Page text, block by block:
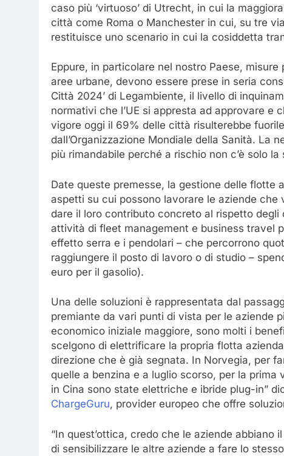
caso più ‘virtuoso’ di Utrecht, in cui la
città come Roma o Manchester in cui, su tre
restituisce uno scenario in cui la cosiddetta
Eppure, in particolare nel nostro Paese,
aree urbane, devono essere prese in seria
Città 2024’ di Legambiente, il livello di
normativi che l’UE si appresta ad approvare e
vigore oggi il 69% delle città risulterebbe
dall’Organizzazione Mondiale della Sanità. La
più rimandabile perché a rischio non c’è solo
Date queste premesse, la gestione delle flotte
aspetti su cui possono lavorare le aziende che
dare il loro contributo concreto al rispetto
attività di fleet management e business travel
effetto serra e i pendolari – che percorrono
raggiungere il posto di lavoro o di studio –
euro per il gasolio).
Una delle soluzioni è rappresentata dal
premiante da vari punti di vista per le aziende
economico iniziale maggiore, sono molti i
scelgono di elettrificare la propria flotta
direzione che è già segnata. In Norvegia, per
quelle a benzina e a luglio scorso, per la
in Cina sono state elettriche e ibride plug-in”
ChargeGuru, provider europeo che offre
“In quest’ottica, credo che le aziende
di sensibilizzare le altre aziende a fare lo